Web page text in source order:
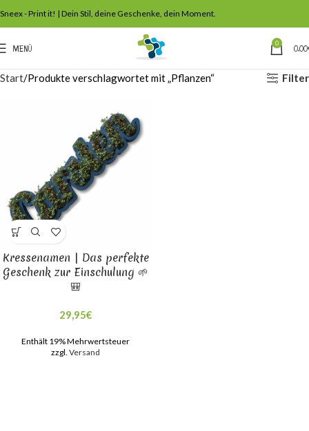
Sneex - Print it! | Dein Stil, deine Geschenke, dein Moment.
MENÜ 0 0,00
Start Produkte verschlagwortet mit „Pflanzen“ Filter
Kressenamen | Das perfekte
Geschenk zur Einschulung 🌱
🎒
29,95€
Enthält 19% Mehrwertsteuer
zzgl. Versand